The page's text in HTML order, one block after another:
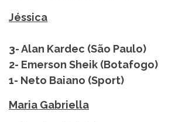
Jéssica
3- Alan Kardec (São Paulo)
2- Emerson Sheik (Botafogo)
1- Neto Baiano (Sport)
Maria Gabriella